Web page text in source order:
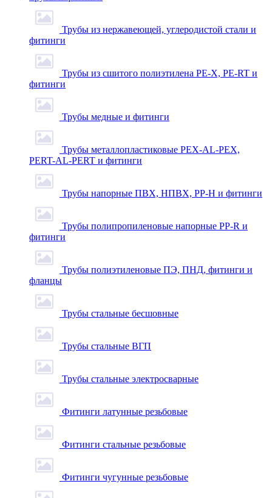
Трубы из нержавеющей, углеродистой стали и
фитинги
Трубы из сшитого полиэтилена PE-X, PE-RT и
фитинги
Трубы медные и фитинги
Трубы металлопластиковые PEX-AL-PEX,
PERT-AL-PERT и фитинги
Трубы напорные ПВХ, НПВХ, PP-H и фитинги
Трубы полипропиленовые напорные PP-R и
фитинги
Трубы полиэтиленовые ПЭ, ПНД, фитинги и
фланцы
Трубы стальные бесшовные
Трубы стальные ВГП
Трубы стальные электросварные
Фитинги латунные резьбовые
Фитинги стальные резьбовые
Фитинги чугунные резьбовые